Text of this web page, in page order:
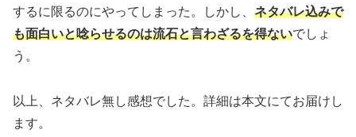
するに限るのにやってしまった。しかし、 ネタバレ込みで
も面白いと唸らせるのは流石と言わざるを得ないでしょ
う。
以上、ネタバレ無し感想でした。詳細は本文にてお届けし
ます。